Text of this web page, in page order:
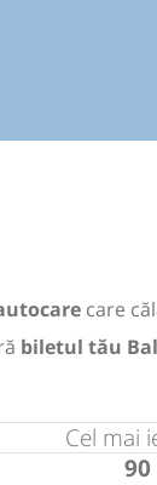
care
biletul tău
Cel mai